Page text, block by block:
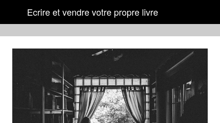
Ecrire et vendre votre propre livre